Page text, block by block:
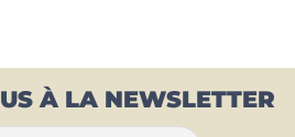
À LA NEWSLETTER